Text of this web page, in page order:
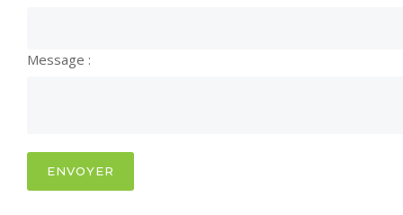
Message :
ENVOYER